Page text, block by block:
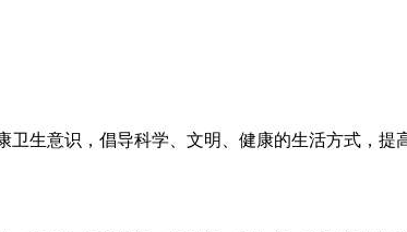
生意识，倡导科学、文明、健康的生活方式，